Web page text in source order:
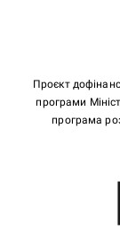
Проєкт
програми
програма